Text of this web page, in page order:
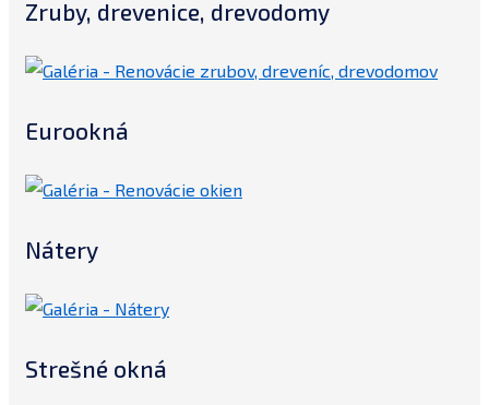
Zruby, drevenice, drevodomy
Eurookná
Nátery
Strešné okná